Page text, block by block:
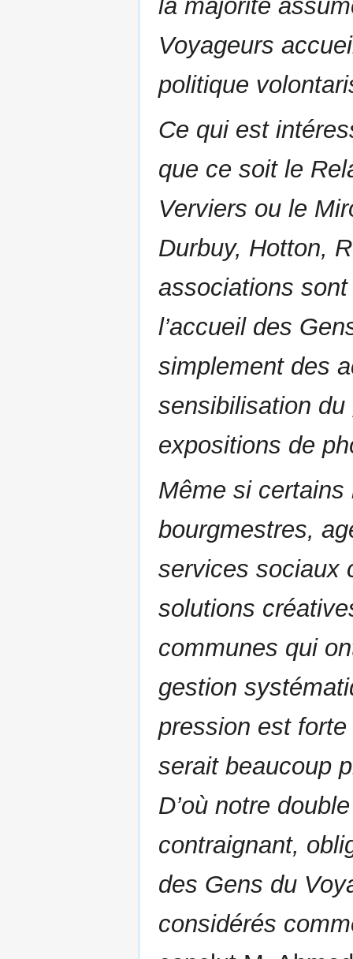
la majorité
Voyageurs
politique
Ce qui est
que ce soit le
Verviers ou le
Durbuy, Hotton,
associations
l’accueil des
simplement des
sensibilisation
expositions de
Même si
bourgmestres,
services sociaux
solutions
communes qui
gestion
pression est
serait beaucoup
D’où notre
contraignant,
des Gens du
considérés